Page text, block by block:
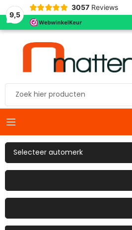
9,5
3057 Reviews